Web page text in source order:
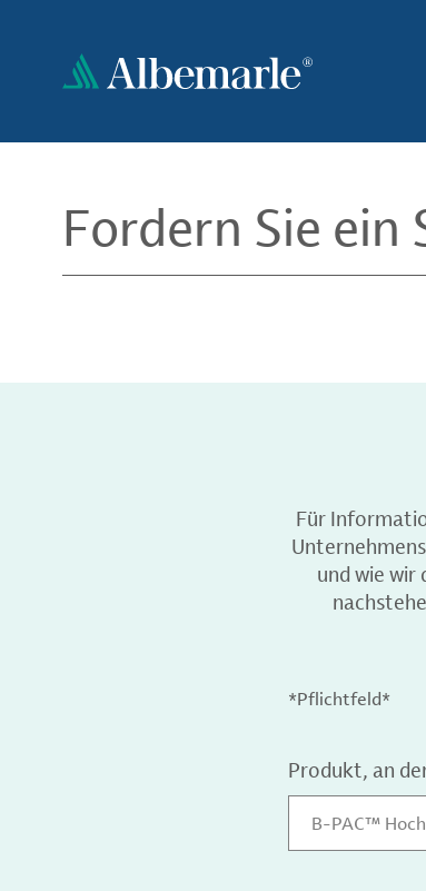
Fordern Sie ein
Für
und wie wir
*Pflichtfeld*
Produkt, an
B-PAC™